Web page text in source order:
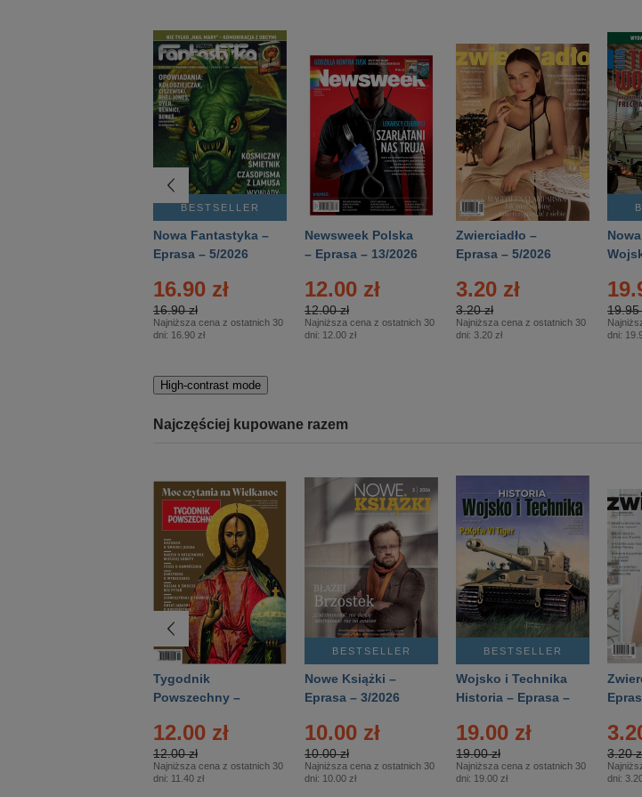
BESTSELLER
Nowa Fantastyka –
Eprasa – 5/2026
16.90 zł
16.90 zł
Najniższa cena z ostatnich 30
dni: 16.90 zł
Newsweek Polska
– Eprasa – 13/2026
12.00 zł
12.00 zł
Najniższa cena z ostatnich 30
dni: 12.00 zł
Zwierciadło –
Eprasa – 5/2026
3.20 zł
3.20 zł
Najniższa cena z ostatnich 30
dni: 3.20 zł
19.95
dni:
High-contrast mode
Najczęściej kupowane razem
Tygodnik
Powszechny –
12.00 zł
12.00 zł
Najniższa cena z ostatnich 30
dni: 11.40 zł
BESTSELLER
Nowe Książki –
Eprasa – 3/2026
10.00 zł
10.00 zł
Najniższa cena z ostatnich 30
dni: 10.00 zł
BESTSELLER
Wojsko i Technika
Historia – Eprasa –
19.00 zł
19.00 zł
Najniższa cena z ostatnich 30
dni: 19.00 zł
3.20
dni: